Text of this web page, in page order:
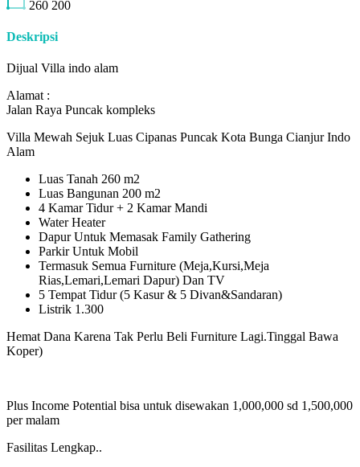
260 200
Deskripsi
Dijual Villa indo alam
Alamat :
Jalan Raya Puncak kompleks
Villa Mewah Sejuk Luas Cipanas Puncak Kota Bunga Cianjur Indo
Alam
Luas Tanah 260 m2
Luas Bangunan 200 m2
4 Kamar Tidur + 2 Kamar Mandi
Water Heater
Dapur Untuk Memasak Family Gathering
Parkir Untuk Mobil
Termasuk Semua Furniture (Meja,Kursi,Meja
Rias,Lemari,Lemari Dapur) Dan TV
5 Tempat Tidur (5 Kasur & 5 Divan&Sandaran)
Listrik 1.300
Hemat Dana Karena Tak Perlu Beli Furniture Lagi.Tinggal Bawa
Koper)
Plus Income Potential bisa untuk disewakan 1,000,000 sd 1,500,000
per malam
Fasilitas Lengkap..